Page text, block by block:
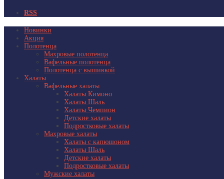
RSS
Новинки
Акция
Полотенца
Махровые полотенца
Вафельные полотенца
Полотенца с вышивкой
Халаты
Вафельные халаты
Халаты Кимоно
Халаты Шаль
Халаты Чемпион
Детские халаты
Подростковые халаты
Махровые халаты
Халаты с капюшоном
Халаты Шаль
Детские халаты
Подростковые халаты
Мужские халаты